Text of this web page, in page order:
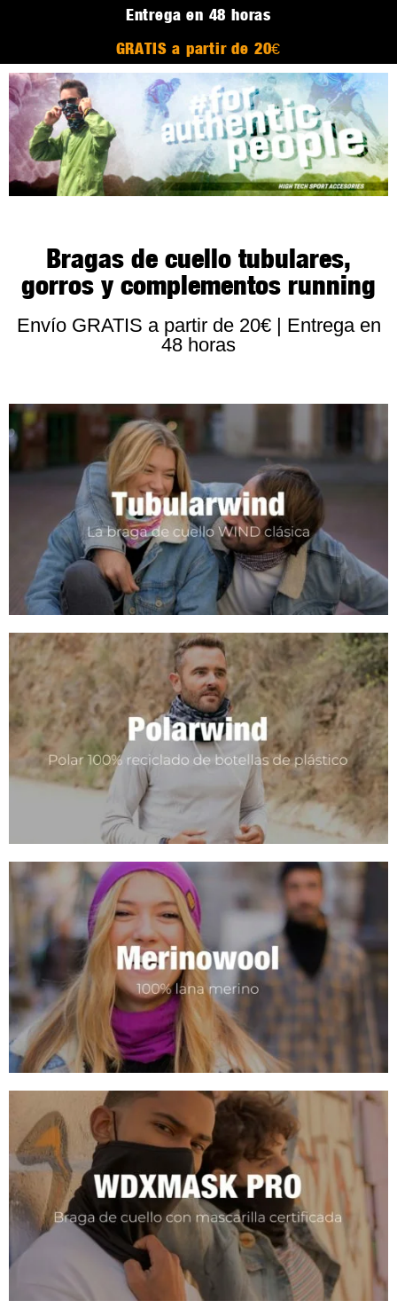
Entrega en 48 horas
GRATIS a partir de 20€
Bragas de cuello tubulares,
gorros y complementos running
Envío GRATIS a partir de 20€ | Entrega en
48 horas